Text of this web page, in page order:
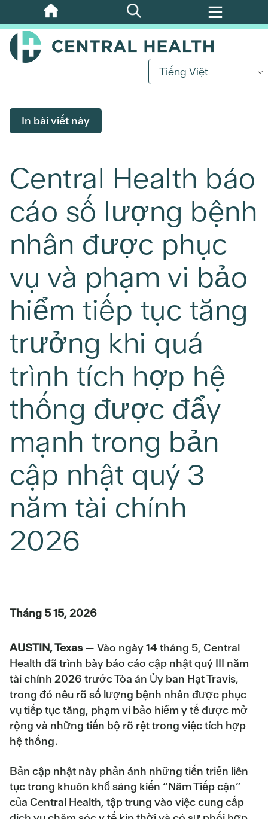
Bỏ
qua
nội
Tiếng Việt
In bài viết này
Central Health báo
cáo số lượng bệnh
nhân được phục
vụ và phạm vi bảo
hiểm tiếp tục tăng
trưởng khi quá
trình tích hợp hệ
thống được đẩy
mạnh trong bản
cập nhật quý 3
năm tài chính
2026
Tháng 5 15, 2026
AUSTIN, Texas— Vào ngày 14 tháng 5, Central
Health đã trình bày báo cáo cập nhật quý III năm
tài chính 2026 trước Tòa án Ủy ban Hạt Travis,
trong đó nêu rõ số lượng bệnh nhân được phục
vụ tiếp tục tăng, phạm vi bảo hiểm y tế được mở
rộng và những tiến bộ rõ rệt trong việc tích hợp
hệ thống.
Bản cập nhật này phản ánh những tiến triển liên
tục trong khuôn khổ sáng kiến “Năm Tiếp cận”
của Central Health, tập trung vào việc cung cấp